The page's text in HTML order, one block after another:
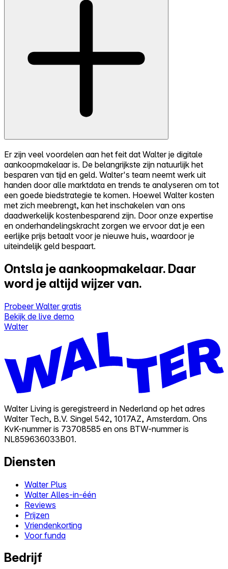
Er zijn veel voordelen aan het feit dat Walter je digitale
aankoopmakelaar is. De belangrijkste zijn natuurlijk het
besparen van tijd en geld. Walter's team neemt werk uit
handen door alle marktdata en trends te analyseren om tot
een goede biedstrategie te komen. Hoewel Walter kosten
met zich meebrengt, kan het inschakelen van ons
daadwerkelijk kostenbesparend zijn. Door onze expertise
en onderhandelingskracht zorgen we ervoor dat je een
eerlijke prijs betaalt voor je nieuwe huis, waardoor je
uiteindelijk geld bespaart.
Ontsla je aankoopmakelaar. Daar
word je altijd wijzer van.
Probeer Walter gratis
Bekijk de live demo
Walter
Walter Living is geregistreerd in Nederland op het adres
Walter Tech, B.V. Singel 542, 1017AZ, Amsterdam. Ons
KvK-nummer is 73708585 en ons BTW-nummer is
NL859636033B01.
Diensten
Walter Plus
Walter Alles-in-één
Reviews
Prijzen
Vriendenkorting
Voor funda
Bedrijf